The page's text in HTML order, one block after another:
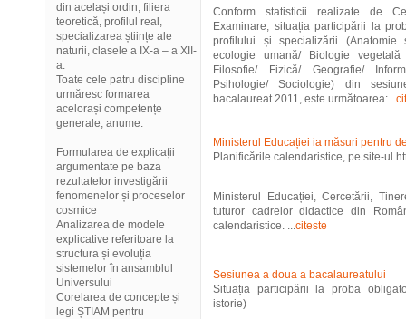
din același ordin, filiera
teoretică, profilul real,
specializarea științe ale
naturii, clasele a IX-a – a XII-
a.
Toate cele patru discipline
urmăresc formarea
acelorași competențe
generale, anume:
Formularea de explicații
argumentate pe baza
rezultatelor investigării
fenomenelor și proceselor
cosmice
Analizarea de modele
explicative referitoare la
structura și evoluția
sistemelor în ansamblul
Universului
Corelarea de concepte și
legi ȘTIAM pentru
Conform statisticii realizate de
Examinare, situația participării la
profilului și specializării
ecologie umană/ Biologie
Filosofie/ Fizică/ Geografie/
Psihologie/ Sociologie) din
bacalaureat 2011, este următoarea:...
Ministerul Educației ia măsuri pentru
Planificările calendaristice, pe site-ul
Ministerul Educației, Cercetării,
tuturor cadrelor didactice din
calendaristice. ...citeste
Sesiunea a doua a bacalaureatului
Situația participării la proba
istorie)